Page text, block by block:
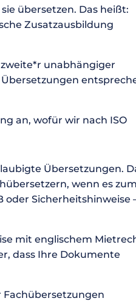
übersetzen. Das heißt:
Zusatzausbildung
unabhängiger
an, wofür wir nach ISO
Übersetzungen.
wenn es zum
oder Sicherheitshinweise
mit englischem
dass Ihre Dokumente